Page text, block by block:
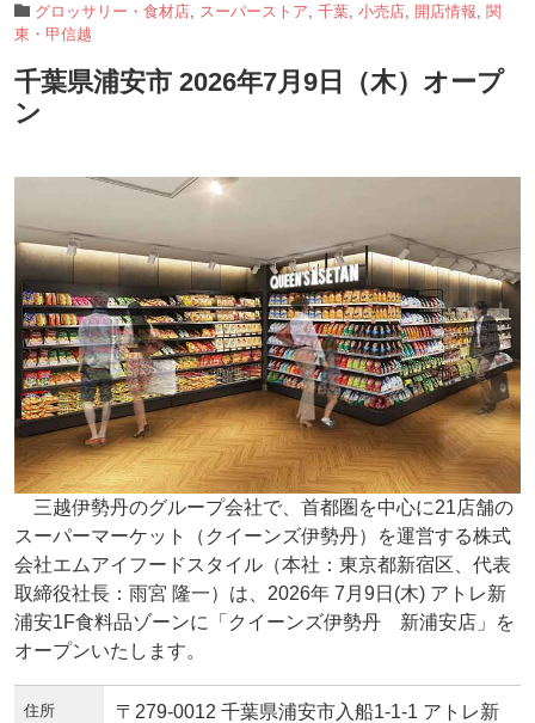
グロッサリー・食材店
スーパーストア 千葉 小売店 開店情報 関
東・甲信越
千葉県浦安市 2026年7月9日（木）オープ
ン
三越伊勢丹のグループ会社で、首都圏を中心に21店舗の
スーパーマーケット（クイーンズ伊勢丹）を運営する株式
会社エムアイフードスタイル（本社：東京都新宿区、代表
取締役社長：雨宮 隆一）は、2026年 7月9日(木) アトレ新
浦安1F食料品ゾーンに「クイーンズ伊勢丹 新浦安店」を
オープンいたします。
住所
〒279-0012 千葉県浦安市入船1-1-1 アトレ新